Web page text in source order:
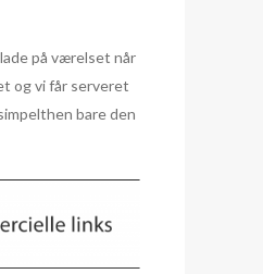
på værelset når
og vi får serveret
bare den